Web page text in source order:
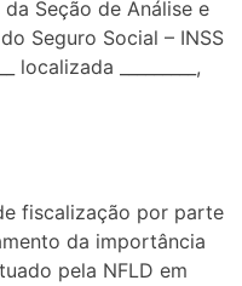
Seção de Análise e
Seguro Social – INSS
localizada _________,
fiscalização por parte
da importância
pela NFLD em